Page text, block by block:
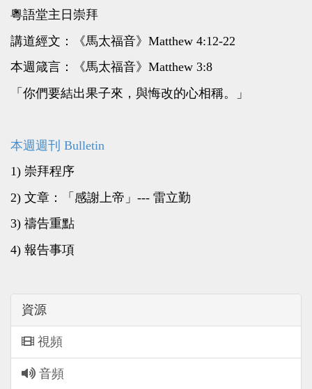
粵語堂主日崇拜
講道經文：《馬太福音》Matthew 4:12-22
本週箴言：《馬太福音》Matthew 3:8
「你們要結出果子來，與悔改的心相稱。」
本週週刊 Bulletin
1) 崇拜程序
2) 文章：「感謝上帝」--- 雷立勤
3) 禱告重點
4) 報告事項
資源
視頻
音頻